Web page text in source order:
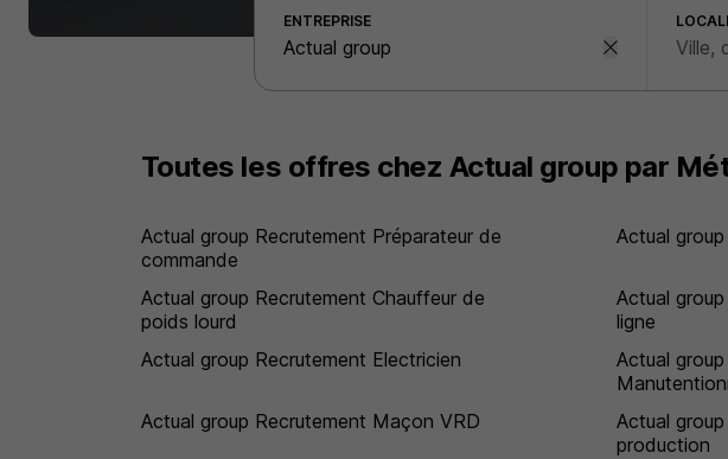
ENTREPRISE
Toutes les offres chez Actual group par
Actual group Recrutement Préparateur de
commande
Actual
Actual group Recrutement Chauffeur de
poids lourd
Actual
ligne
Actual group Recrutement Electricien
Actual
Actual group Recrutement Maçon VRD
Actual
production